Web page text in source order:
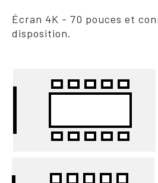
Écran 4K - 70 pouces et
disposition.